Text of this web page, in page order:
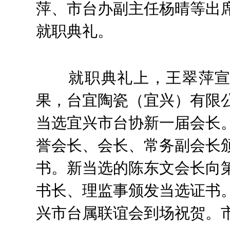
萍、市台办副主任杨晴等出
就职典礼。
就职典礼上，王翠萍
果，台宜陶瓷（宜兴）有限
当选宜兴市台协新一届会长
誉会长、会长、常务副会长
书。新当选的陈东文会长向
书长、理监事颁发当选证书
兴市台属联谊会到场祝贺。